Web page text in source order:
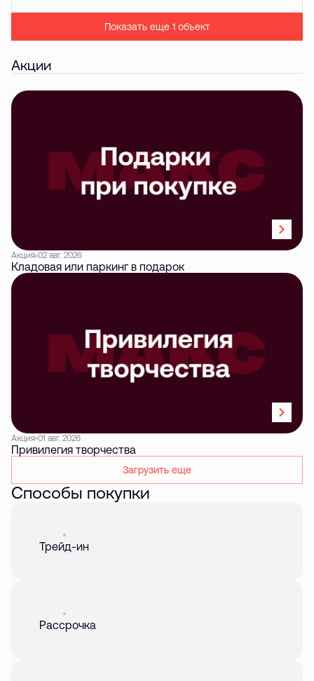
Показать еще 1 объект
Акции
Акция 02 авг. 2026
Кладовая или паркинг в подарок
Акция 01 авг. 2026
Привилегия творчества
Загрузить еще
Способы покупки
Трейд-ин
Рассрочка